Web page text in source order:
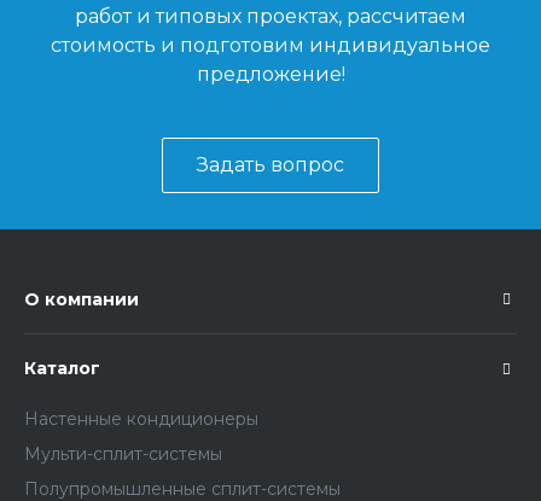
работ и типовых проектах, рассчитаем
стоимость и подготовим индивидуальное
предложение!
Задать вопрос
О компании
Каталог
Настенные кондиционеры
Мульти-сплит-системы
Полупромышленные сплит-системы